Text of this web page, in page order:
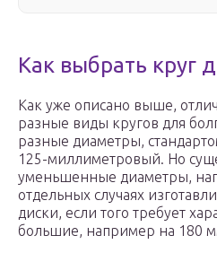
Как выбрать круг
Как уже описано выше,
разные виды кругов для
разные диаметры,
125-миллиметровый. Но
уменьшенные диаметры,
отдельных случаях
диски, если того требует
большие, например на 180